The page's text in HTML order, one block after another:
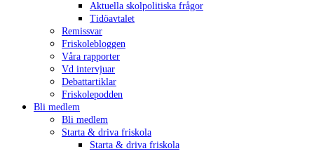
Aktuella skolpolitiska frågor
Tidöavtalet
Remissvar
Friskolebloggen
Våra rapporter
Vd intervjuar
Debattartiklar
Friskolepodden
Bli medlem
Bli medlem
Starta & driva friskola
Starta & driva friskola